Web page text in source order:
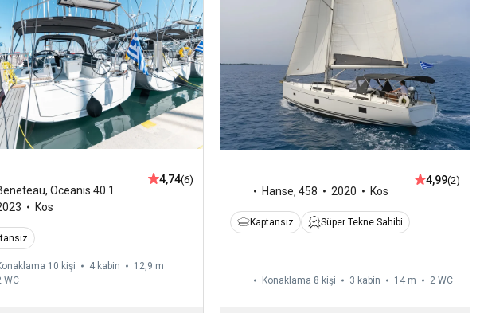
, Oceanis 40.1
Kos
4,74(6)
10 kişi 4 kabin
12,9 m
WC
Hanse,458 2020 Kos
4,99(2)
Kaptansız Süper Tekne Sahibi
Konaklama 8 kişi 3 kabin 14 m 2 WC